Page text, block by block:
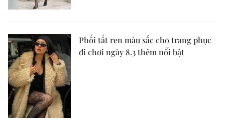
Phối tất ren màu sắc cho trang phục
đi chơi ngày 8.3 thêm nổi bật